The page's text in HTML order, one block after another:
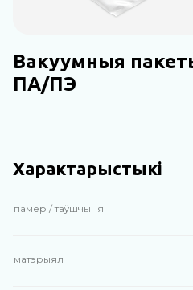
Вакуумныя
ПА/ПЭ
Характарыстыкі
памер / таўшчыня
матэрыял